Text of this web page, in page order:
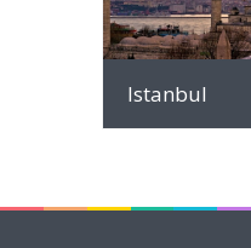
Istanbul